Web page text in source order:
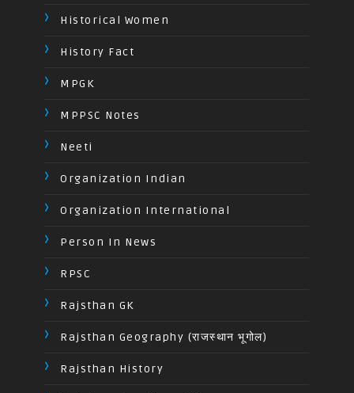
Historical Women
History Fact
MPGK
MPPSC Notes
Neeti
Organization Indian
Organization International
Person In News
RPSC
Rajsthan GK
Rajsthan Geography (राजस्थान भूगोल)
Rajsthan History